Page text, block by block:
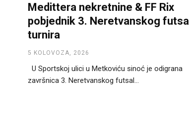
Medittera nekretnine & FF Rix
pobjednik 3. Neretvanskog futsal
turnira
5 KOLOVOZA, 2026
U Sportskoj ulici u Metkoviću sinoć je odigrana
završnica 3. Neretvanskog futsal...